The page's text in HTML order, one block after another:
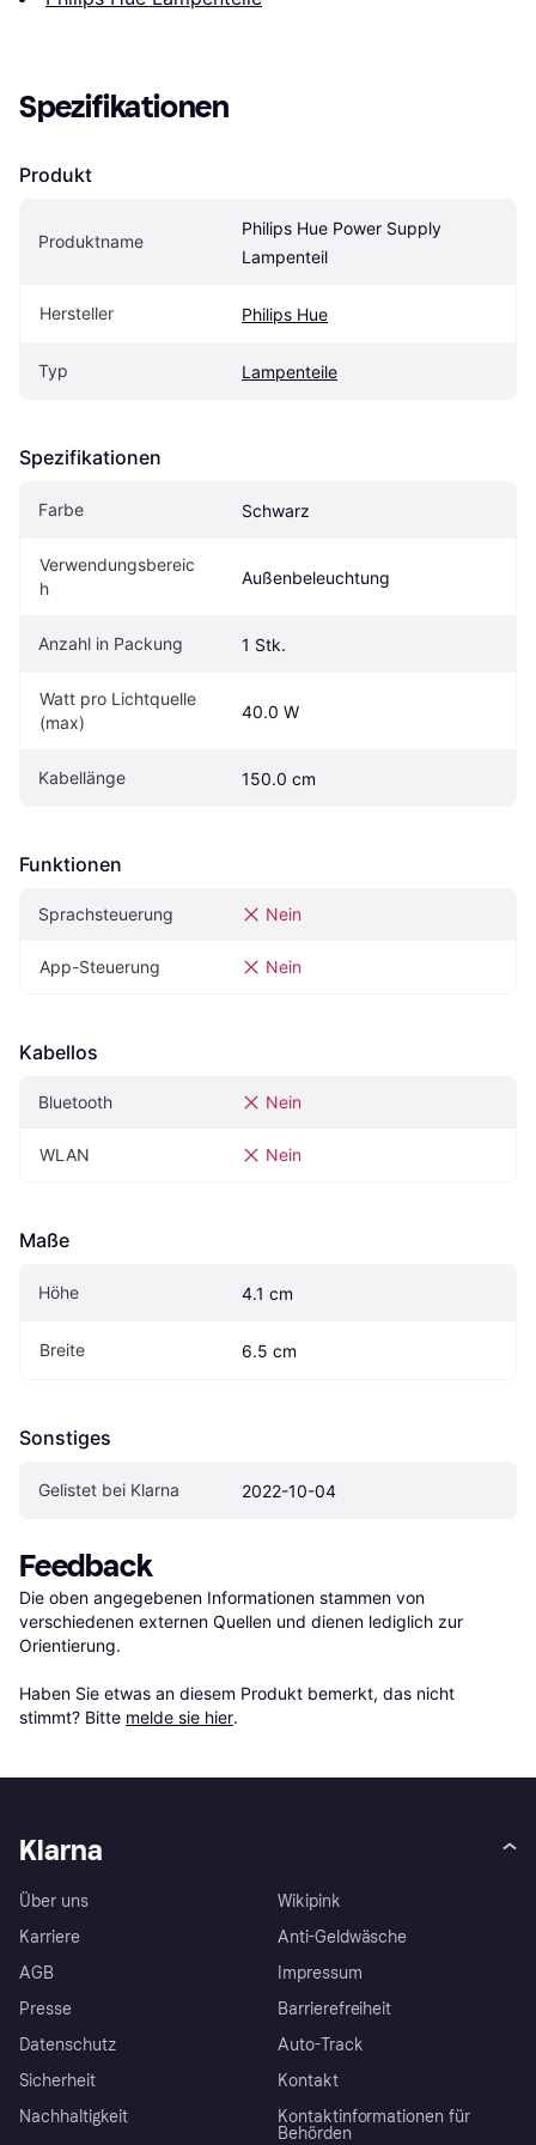
Spezifikationen
Produkt
Produktname
Philips Hue Power Supply
Lampenteil
Hersteller Philips Hue
Typ Lampenteile
Spezifikationen
Farbe Schwarz
Verwendungsbereic
h
Außenbeleuchtung
Anzahl in Packung 1 Stk.
Watt pro Lichtquelle
(max)
40.0 W
Kabellänge 150.0 cm
Funktionen
Sprachsteuerung Nein
App-Steuerung Nein
Kabellos
Bluetooth Nein
WLAN Nein
Maße
Höhe 4.1 cm
Breite 6.5 cm
Sonstiges
Gelistet bei Klarna 2022-10-04
Feedback
Die oben angegebenen Informationen stammen von
verschiedenen externen Quellen und dienen lediglich zur
Orientierung.
Haben Sie etwas an diesem Produkt bemerkt, das nicht
stimmt? Bitte melde sie hier.
Klarna
Über uns
Karriere
AGB
Presse
Datenschutz
Sicherheit
Nachhaltigkeit
Wikipink
Anti-Geldwäsche
Impressum
Barrierefreiheit
Auto-Track
Kontakt
Kontaktinformationen für
Behörden